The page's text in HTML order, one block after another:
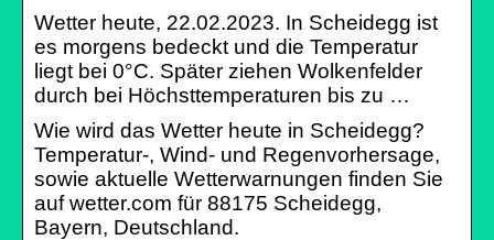
Wetter heute, 22.02.2023. In Scheidegg ist
es morgens bedeckt und die Temperatur
liegt bei 0°C. Später ziehen Wolkenfelder
durch bei Höchsttemperaturen bis zu …
Wie wird das Wetter heute in Scheidegg?
Temperatur-, Wind- und Regenvorhersage,
sowie aktuelle Wetterwarnungen finden Sie
auf wetter.com für 88175 Scheidegg,
Bayern, Deutschland.